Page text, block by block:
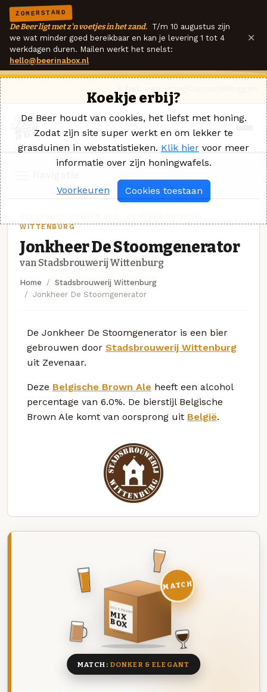
ZOMERSTAND
De Beer ligt met z'n voetjes in het zand. T/m 10 augustus zijn
we wat minder goed bereikbaar en kan je levering 1 tot 4
werkdagen duren. Mailen werkt het snelst:
hello@beerinabox.nl
×
WITTENBURG
Jonkheer De Stoomgenerator
van Stadsbrouwerij Wittenburg
Home
Stadsbrouwerij Wittenburg
Jonkheer De Stoomgenerator
De Jonkheer De Stoomgenerator is een bier
gebrouwen door Stadsbrouwerij Wittenburg
uit Zevenaar.
Deze Belgische Brown Ale heeft een alcohol
percentage van 6.0%. De bierstijl Belgische
Brown Ale komt van oorsprong uit België.
DEZE MAAND
MIX
BOX
8 BIEREN
MATCH
MATCH: DONKER & ELEGANT
Koekje erbij?
De Beer houdt van cookies, het liefst met honing.
Zodat zijn site super werkt en om lekker te
grasduinen in webstatistieken. Klik hier voor meer
informatie over zijn honingwafels.
Voorkeuren Cookies toestaan